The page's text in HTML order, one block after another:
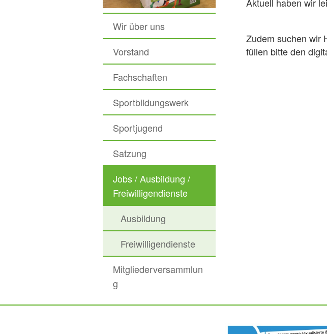
Wir über uns
Vorstand
Fachschaften
Sportbildungswerk
Sportjugend
Satzung
Jobs / Ausbildung /
Freiwilligendienste
Ausbildung
Freiwilligendienste
Mitgliederversammlun
g
Zudem suchen wir
füllen bitte den